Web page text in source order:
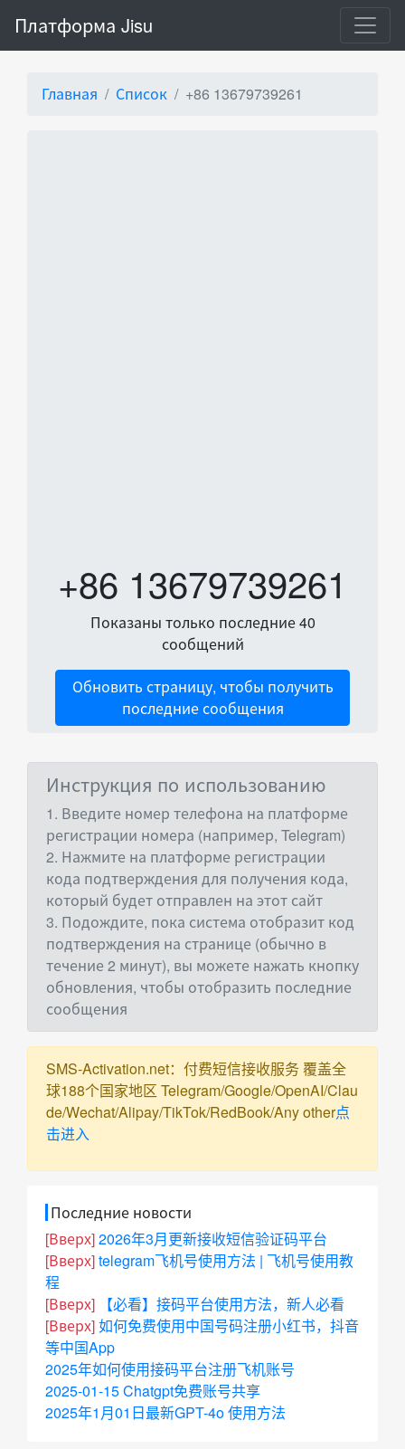
Платформа Jisu
Главная Список +86 13679739261
+86 13679739261
Показаны только последние 40
сообщений
Обновить страницу, чтобы получить
последние сообщения
Инструкция по использованию
1. Введите номер телефона на платформе
регистрации номера (например, Telegram)
2. Нажмите на платформе регистрации
кода подтверждения для получения кода,
который будет отправлен на этот сайт
3. Подождите, пока система отобразит код
подтверждения на странице (обычно в
течение 2 минут), вы можете нажать кнопку
обновления, чтобы отобразить последние
сообщения
SMS-Activation.net：付费短信接收服务 覆盖全
球188个国家地区 Telegram/Google/OpenAI/Clau
de/Wechat/Alipay/TikTok/RedBook/Any other点
击进入
Последние новости
[Вверх]2026年3月更新接收短信验证码平台
[Вверх]telegram飞机号使用方法 | 飞机号使用教
程
[Вверх]
【必看】接码平台使用方法，新人必看
[Вверх]如何免费使用中国号码注册小红书，抖音
等中国App
2025年如何使用接码平台注册飞机账号
2025-01-15 Chatgpt免费账号共享
2025年1月01日最新GPT-4o 使用方法